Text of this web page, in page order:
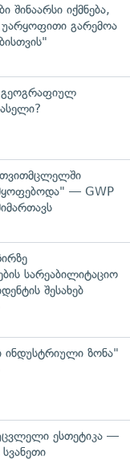
შინაარსი იქმნება,
გარემოა
გეოგრაფიულ
თვითმცლელში
— GWP
სარეაბილიტაციო
შესახებ
ინდუსტრიული ზონა"
ესთეტიკა —